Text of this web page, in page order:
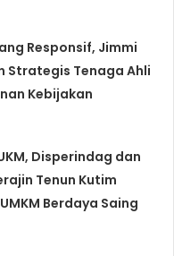
Responsif, Jimmi
Strategis Tenaga Ahli
Kebijakan
Disperindag dan
Tenun Kutim
Berdaya Saing